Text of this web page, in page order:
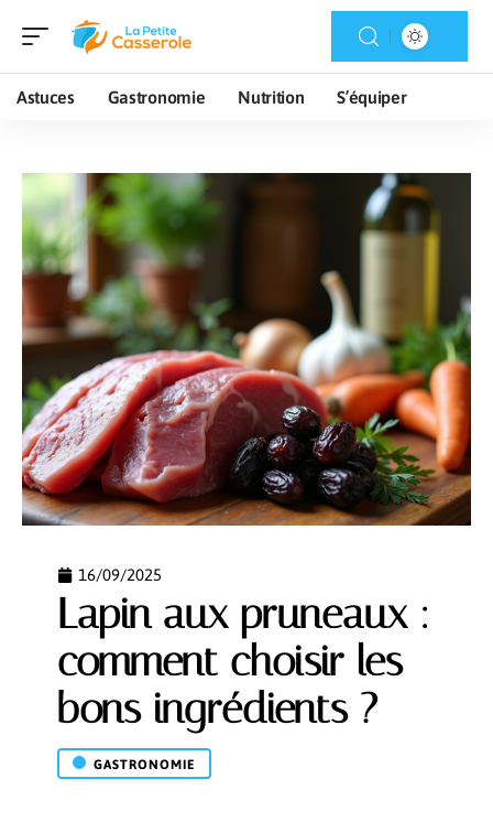
Astuces Gastronomie Nutrition S’équiper
16/09/2025
Lapin aux pruneaux :
comment choisir les
bons ingrédients ?
GASTRONOMIE